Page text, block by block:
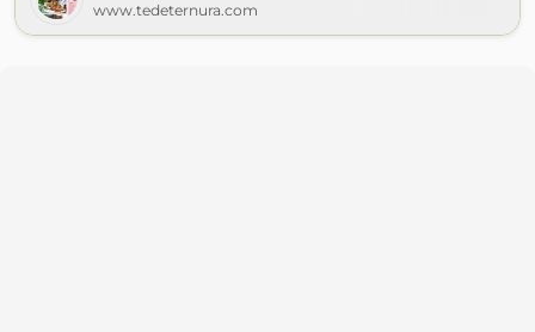
www.tedeternura.com